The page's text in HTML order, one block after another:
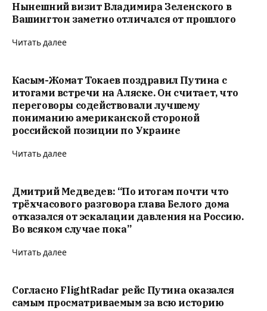
Нынешний визит Владимира Зеленского в
Вашингтон заметно отличался от прошлого
Читать далее
Касым-Жомат Токаев поздравил Путина с
итогами встречи на Аляске. Он считает, что
переговоры содействовали лучшему
пониманию американской стороной
российской позиции по Украине
Читать далее
Дмитрий Медведев: “По итогам почти что
трёхчасового разговора глава Белого дома
отказался от эскалации давления на Россию.
Во всяком случае пока”
Читать далее
Согласно FlightRadar рейс Путина оказался
самым просматриваемым за всю историю